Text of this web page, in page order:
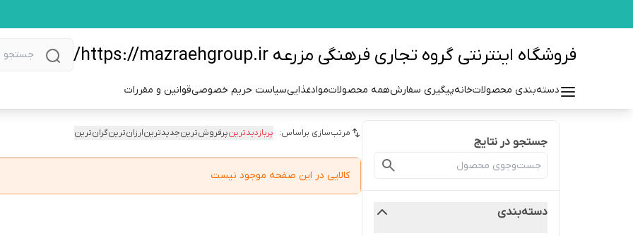
فروشگاه اینترنتی گروه تجاری فرهنگی مزرعه https://mazraehgroup.ir/
دسته‌بندی محصولاتخانهپیگیری سفارشهمه محصولاتموادغذاییسیاست حریم خصوصیقوانین و مقررات
جستجو در نتایج
دسته‌بندی
مرتب‌سازی براساس: پربازدیدترینپرفروش‌ترینجدیدترینارزان‌ترینگران‌ترین
کالایی در این صفحه موجود نیست